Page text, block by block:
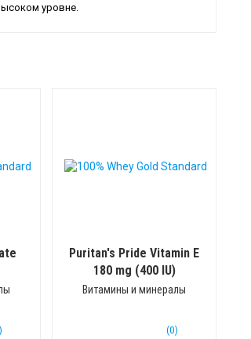
уровне.
Puritan's Pride Vitamin E
180 mg (400 IU)
(50 капс)
Витамины и минералы
(0)